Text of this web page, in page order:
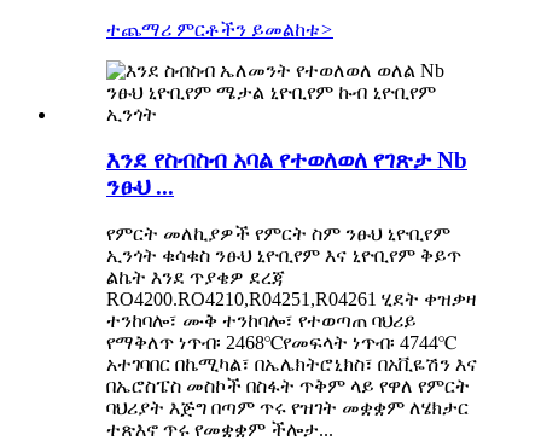
ተጨማሪ ምርቶችን ይመልከቱ>
እንደ የስብስብ አባል የተወለወለ የገጽታ Nb
ንፁህ ...
የምርት መለኪያዎች የምርት ስም ንፁህ ኒዮቢየም
ኢንጎት ቁሳቁስ ንፁህ ኒዮቢየም እና ኒዮቢየም ቅይጥ
ልኬት እንደ ጥያቄዎ ደረጃ
RO4200.RO4210,R04251,R04261 ሂደት ቀዝቃዛ
ተንከባሎ፣ ሙቅ ተንከባሎ፣ የተወጣጠ ባህሪይ
የማቅለጥ ነጥብ፡ 2468℃የመፍላት ነጥብ፡ 4744℃
አተገባበር በኬሚካል፣ በኤሌክትሮኒክስ፣ በአቪዬሽን እና
በኤሮስፔስ መስኮች በስፋት ጥቅም ላይ የዋለ የምርት
ባህሪያት እጅግ በጣም ጥሩ የዝገት መቋቋም ለሄክታር
ተጽእኖ ጥሩ የመቋቋም ችሎታ...